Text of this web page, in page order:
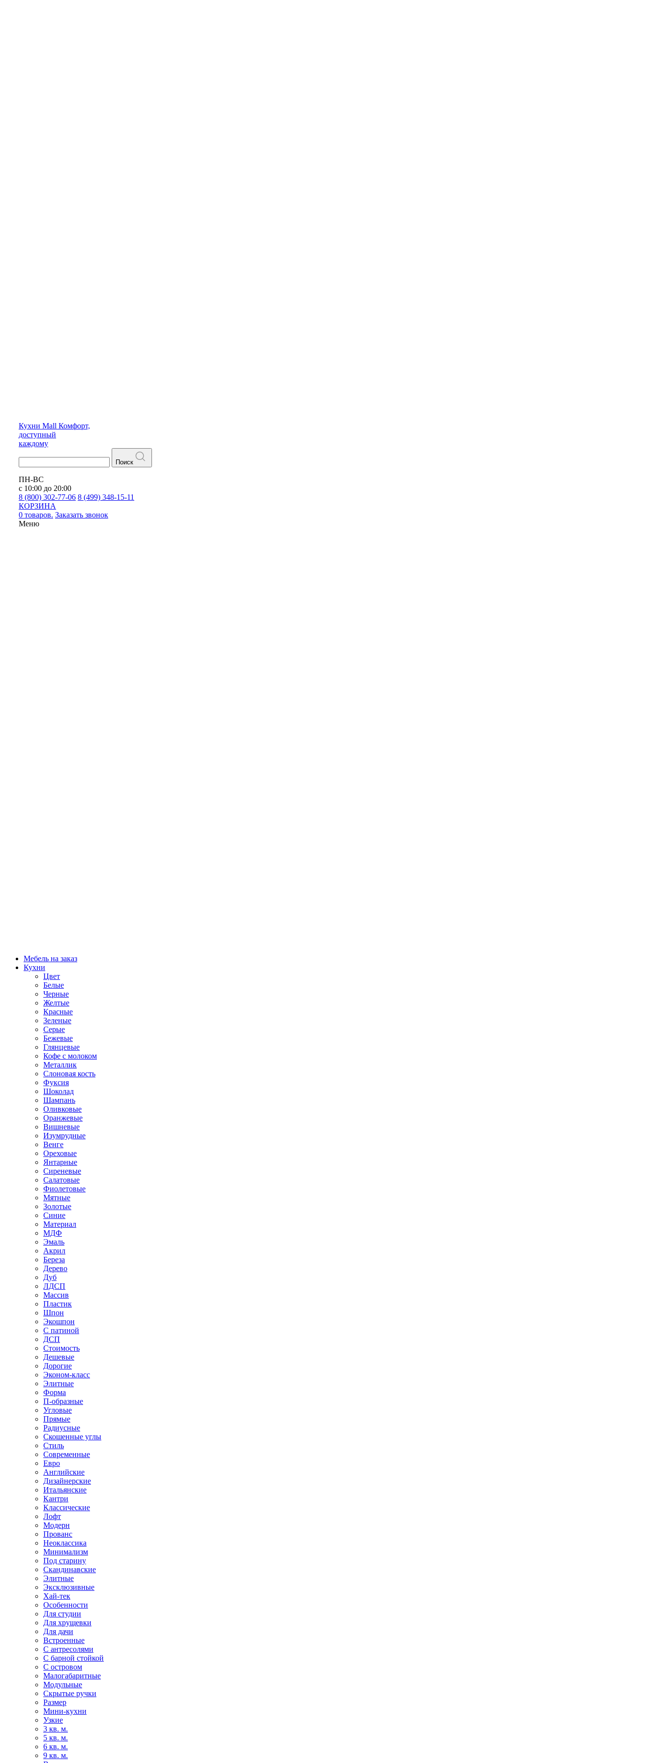
Кухни Mall Комфорт,
доступный
каждому
Поиск
ПН-ВС
с 10:00 до 20:00
8 (800) 302-77-06 8 (499) 348-15-11
КОРЗИНА
0 товаров. Заказать звонок
Меню
Мебель на заказ
Кухни
Цвет
Белые
Черные
Желтые
Красные
Зеленые
Серые
Бежевые
Глянцевые
Кофе с молоком
Металлик
Слоновая кость
Фуксия
Шоколад
Шампань
Оливковые
Оранжевые
Вишневые
Изумрудные
Венге
Ореховые
Янтарные
Сиреневые
Салатовые
Фиолетовые
Мятные
Золотые
Синие
Материал
МДФ
Эмаль
Акрил
Береза
Дерево
Дуб
ЛДСП
Массив
Пластик
Шпон
Экошпон
С патиной
ДСП
Стоимость
Дешевые
Дорогие
Эконом-класс
Элитные
Форма
П-образные
Угловые
Прямые
Радиусные
Скошенные углы
Стиль
Современные
Евро
Английские
Дизайнерские
Итальянские
Кантри
Классические
Лофт
Модерн
Прованс
Неоклассика
Минимализм
Под старину
Скандинавские
Элитные
Эксклюзивные
Хай-тек
Особенности
Для студии
Для хрущевки
Для дачи
Встроенные
С антресолями
С барной стойкой
С островом
Малогабаритные
Модульные
Скрытые ручки
Размер
Мини-кухни
Узкие
3 кв. м.
5 кв. м.
6 кв. м.
9 кв. м.